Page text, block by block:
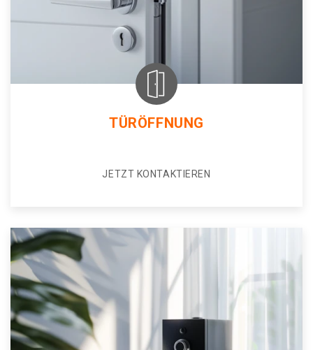
TÜRÖFFNUNG
JETZT KONTAKTIEREN